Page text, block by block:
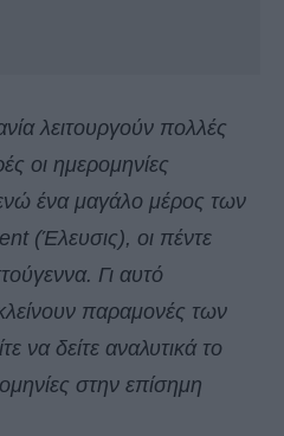
λειτουργούν πολλές
οι ημερομηνίες
ένα μαγάλο μέρος των
(Έλευσις), οι πέντε
Γι αυτό
παραμονές των
να δείτε αναλυτικά το
στην επίσημη